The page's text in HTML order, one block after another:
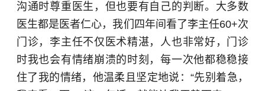
沟通时尊重医生，但也要有自己的判断。大多数
医生都是医者仁心，我们四年间看了李主任60+次
门诊，李主任不仅医术精湛，人也非常好，门诊
时我也会有情绪崩溃的时刻，每一次他都稳稳接
住了我的情绪，他温柔且坚定地说：“先别着急，